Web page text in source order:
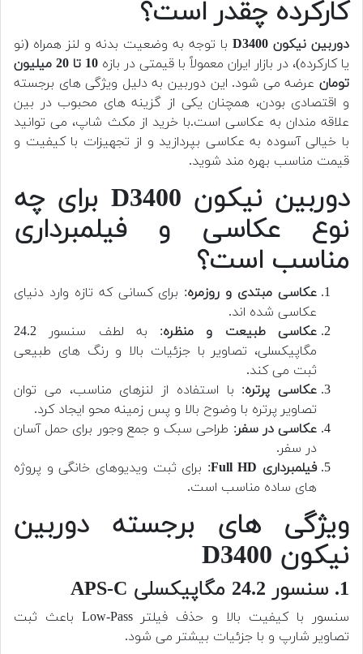
کارکرده چقدر است؟
دوربین نیکون D3400
با توجه به وضعیت بدنه و لنز همراه (نو
یا کارکرده)، در بازار ایران معمولاً با قیمتی در بازه
10 تا 20 میلیون
تومان عرضه می شود. این دوربین به دلیل ویژگی های برجسته
و اقتصادی بودن، همچنان یکی از گزینه های محبوب در بین
علاقه مندان به عکاسی است.با خرید از مکث شاپ، می توانید
با خیالی آسوده به عکاسی بپردازید و از تجهیزات با کیفیت و
قیمت مناسب بهره مند شوید.
دوربین نیکون D3400 برای چه
نوع عکاسی و فیلمبرداری
مناسب است؟
عکاسی مبتدی و روزمره: برای کسانی که تازه وارد دنیای
عکاسی شده اند.
عکاسی طبیعت و منظره
: به لطف سنسور 24.2
مگاپیکسلی، تصاویر با جزئیات بالا و رنگ های طبیعی
ثبت می کند.
عکاسی پرتره: با استفاده از لنزهای مناسب، می توان
تصاویر پرتره با وضوح بالا و پس زمینه محو ایجاد کرد.
عکاسی در سفر: طراحی سبک و جمع وجور برای حمل آسان
در سفر.
فیلمبرداری Full HD
: برای ثبت ویدیوهای خانگی و پروژه
های ساده مناسب است.
ویژگی های برجسته دوربین
نیکون D3400
1. سنسور 24.2 مگاپیکسلی APS-C
سنسور با کیفیت بالا و حذف فیلتر Low-Pass باعث ثبت
تصاویر شارپ و با جزئیات بیشتر می شود.